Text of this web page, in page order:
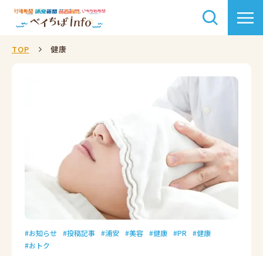
TOP 健康
お知らせ 投稿記事 浦安 美容 健康 PR
健康
おトク